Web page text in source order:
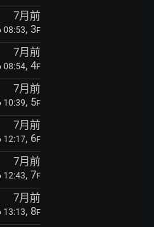
7月前
08:53, 3F
7月前
08:54, 4F
7月前
10:39, 5F
7月前
12:17, 6F
7月前
12:43, 7F
7月前
13:13, 8F